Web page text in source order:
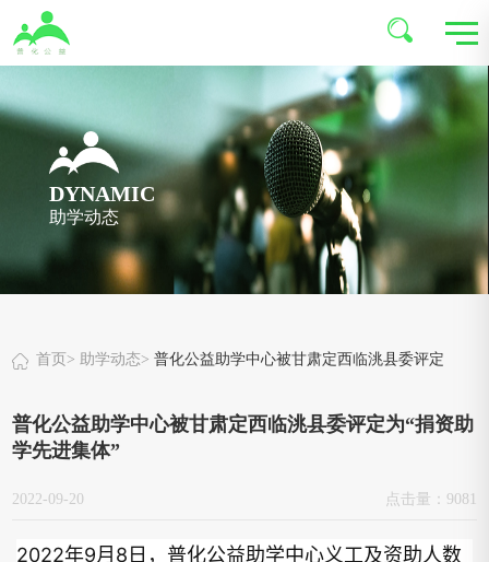
DYNAMIC
助学动态
首页 > 助学动态> 普化公益助学中心被甘肃定西临洮县委评定
普化公益助学中心被甘肃定西临洮县委评定为“捐资助
学先进集体”
2022-09-20 点击量：9081
2022年9月8日，普化公益助学中心义工及资助人数